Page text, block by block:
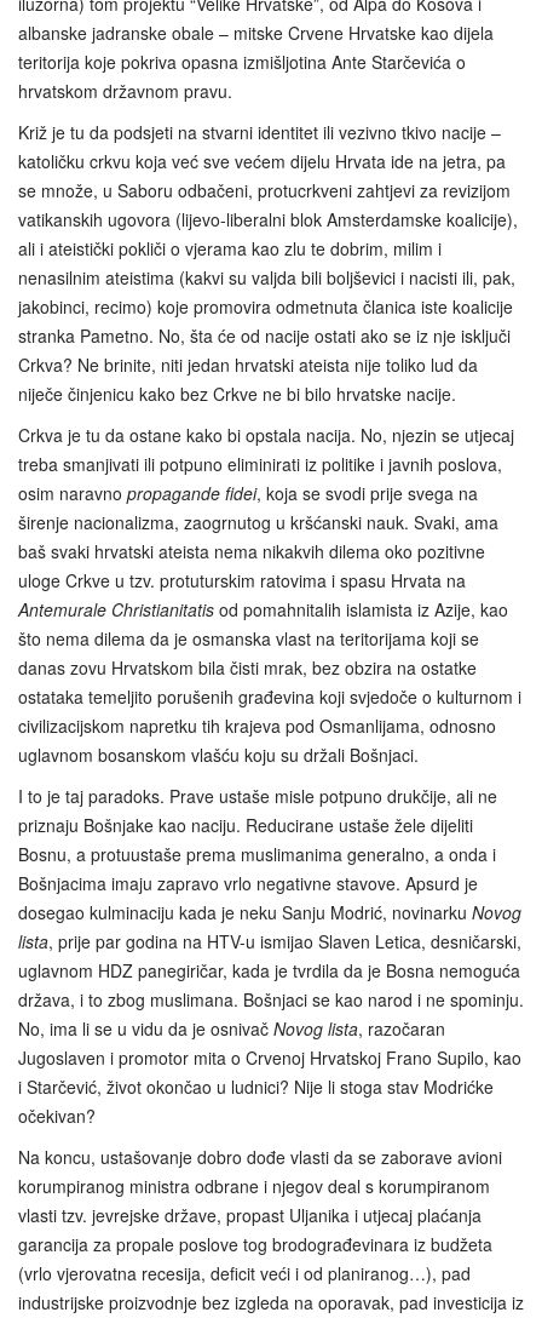
albanske jadranske obale – mitske Crvene Hrvatske kao dijela
teritorija koje pokriva opasna izmišljotina Ante Starčevića o
hrvatskom državnom pravu.
Križ je tu da podsjeti na stvarni identitet ili vezivno tkivo nacije –
katoličku crkvu koja već sve većem dijelu Hrvata ide na jetra, pa
se množe, u Saboru odbačeni, protucrkveni zahtjevi za revizijom
vatikanskih ugovora (lijevo-liberalni blok Amsterdamske koalicije),
ali i ateistički pokliči o vjerama kao zlu te dobrim, milim i
nenasilnim ateistima (kakvi su valjda bili boljševici i nacisti ili, pak,
jakobinci, recimo) koje promovira odmetnuta članica iste koalicije
stranka Pametno. No, šta će od nacije ostati ako se iz nje isključi
Crkva? Ne brinite, niti jedan hrvatski ateista nije toliko lud da
niječe činjenicu kako bez Crkve ne bi bilo hrvatske nacije.
Crkva je tu da ostane kako bi opstala nacija. No, njezin se utjecaj
treba smanjivati ili potpuno eliminirati iz politike i javnih poslova,
osim naravno propagande fidei, koja se svodi prije svega na
širenje nacionalizma, zaogrnutog u kršćanski nauk. Svaki, ama
baš svaki hrvatski ateista nema nikakvih dilema oko pozitivne
uloge Crkve u tzv. protuturskim ratovima i spasu Hrvata na
Antemurale Christianitatis od pomahnitalih islamista iz Azije, kao
što nema dilema da je osmanska vlast na teritorijama koji se
danas zovu Hrvatskom bila čisti mrak, bez obzira na ostatke
ostataka temeljito porušenih građevina koji svjedoče o kulturnom i
civilizacijskom napretku tih krajeva pod Osmanlijama, odnosno
uglavnom bosanskom vlašću koju su držali Bošnjaci.
I to je taj paradoks. Prave ustaše misle potpuno drukčije, ali ne
priznaju Bošnjake kao naciju. Reducirane ustaše žele dijeliti
Bosnu, a protuustaše prema muslimanima generalno, a onda i
Bošnjacima imaju zapravo vrlo negativne stavove. Apsurd je
dosegao kulminaciju kada je neku Sanju Modrić, novinarku Novog
lista, prije par godina na HTV-u ismijao Slaven Letica, desničarski,
uglavnom HDZ panegiričar, kada je tvrdila da je Bosna nemoguća
država, i to zbog muslimana. Bošnjaci se kao narod i ne spominju.
No, ima li se u vidu da je osnivač Novog lista, razočaran
Jugoslaven i promotor mita o Crvenoj Hrvatskoj Frano Supilo, kao
i Starčević, život okončao u ludnici? Nije li stoga stav Modrićke
očekivan?
Na koncu, ustašovanje dobro dođe vlasti da se zaborave avioni
korumpiranog ministra odbrane i njegov deal s korumpiranom
vlasti tzv. jevrejske države, propast Uljanika i utjecaj plaćanja
garancija za propale poslove tog brodograđevinara iz budžeta
(vrlo vjerovatna recesija, deficit veći i od planiranog…), pad
industrijske proizvodnje bez izgleda na oporavak, pad investicija iz